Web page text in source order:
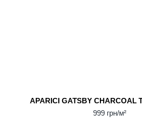
APARICI GATSBY CHARCOAL
999 грн/м²